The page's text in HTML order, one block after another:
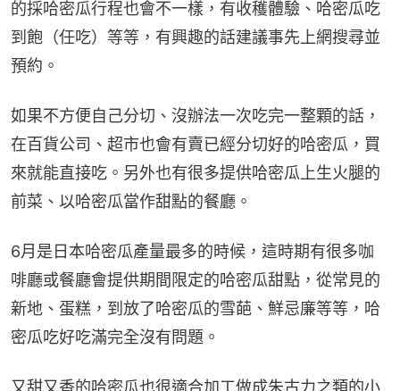
的採哈密瓜行程也會不一樣，有收穫體驗、哈密瓜吃
到飽（任吃）等等，有興趣的話建議事先上網搜尋並
預約。
如果不方便自己分切、沒辦法一次吃完一整顆的話，
在百貨公司、超市也會有賣已經分切好的哈密瓜，買
來就能直接吃。另外也有很多提供哈密瓜上生火腿的
前菜、以哈密瓜當作甜點的餐廳。
6月是日本哈密瓜產量最多的時候，這時期有很多咖
啡廳或餐廳會提供期間限定的哈密瓜甜點，從常見的
新地、蛋糕，到放了哈密瓜的雪葩、鮮忌廉等等，哈
密瓜吃好吃滿完全沒有問題。
又甜又香的哈密瓜也很適合加工做成朱古力之類的小